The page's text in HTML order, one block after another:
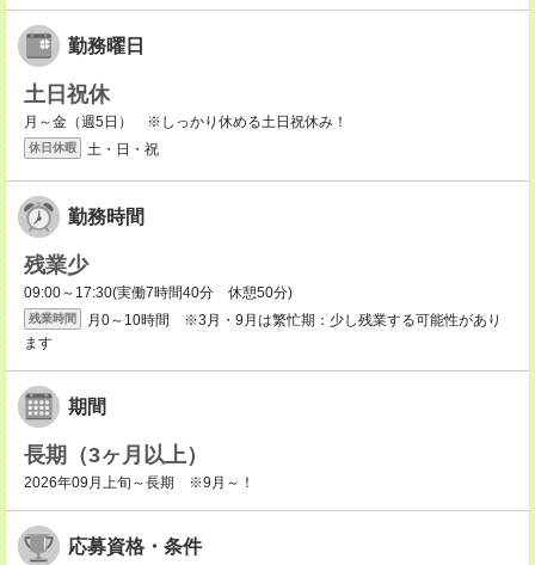
勤務曜日
土日祝休
月～金（週5日） ※しっかり休める土日祝休み！
休日休暇 土・日・祝
勤務時間
残業少
09:00～17:30(実働7時間40分 休憩50分)
残業時間
月0～10時間 ※3月・9月は繁忙期：少し残業する可能性があり
ます
期間
長期（3ヶ月以上）
2026年09月上旬～長期 ※9月～！
応募資格・条件